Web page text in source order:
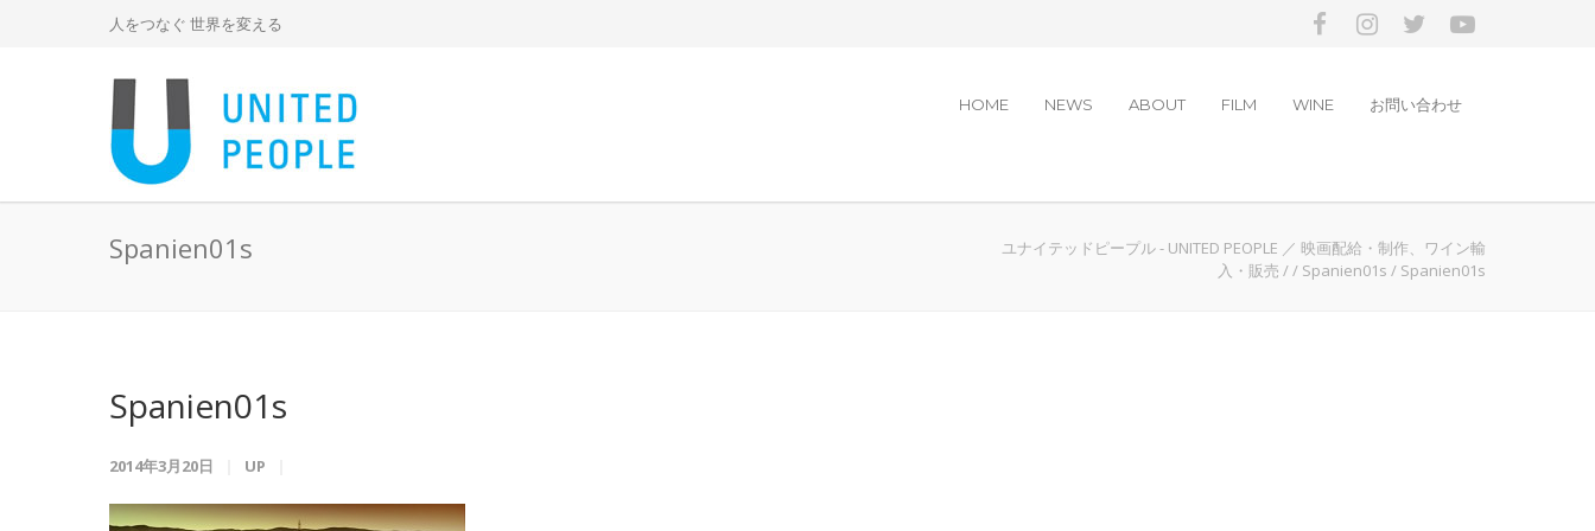
人をつなぐ 世界を変える
HOME NEWS ABOUT FILM WINE お問い合わせ
Spanien01s
ユナイテッドピープル - UNITED PEOPLE ／ 映画配給・制作、ワイン輸
入・販売 // Spanien01s / Spanien01s
Spanien01s
2014年3月20日 UP